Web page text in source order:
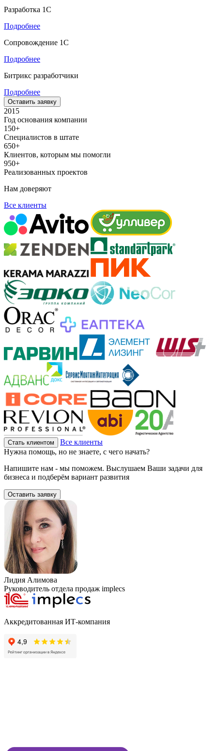
Разработка 1С
Подробнее
Сопровождение 1С
Подробнее
Битрикс разработчики
Подробнее
Оставить заявку
2015
Год основания компании
150+
Специалистов в штате
650+
Клиентов, которым мы помогли
950+
Реализованных проектов
Нам доверяют
Все клиенты
Стать клиентом
Все клиенты
Нужна помощь, но не знаете, с чего начать?
Напишите нам - мы поможем. Выслушаем Ваши задачи для
бизнеса и подберём вариант развития
Оставить заявку
Лидия Алимова
Руководитель отдела продаж implecs
Аккредитованная ИТ-компания